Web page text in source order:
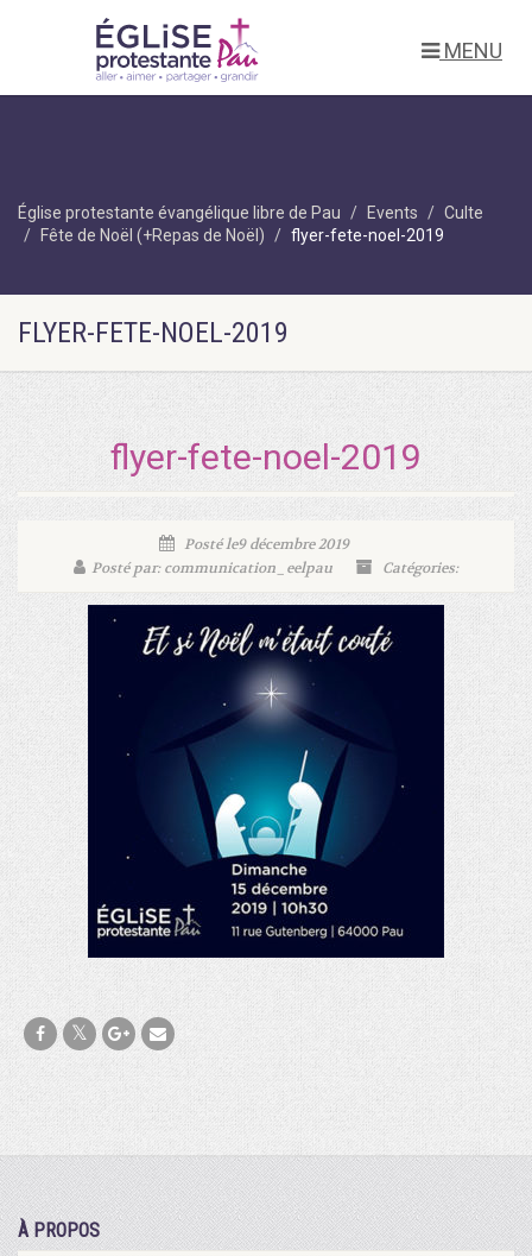
MENU
Église protestante évangélique libre de Pau Events
Culte
Fête de Noël (+Repas de Noël)
flyer-fete-noel-2019
FLYER-FETE-NOEL-2019
flyer-fete-noel-2019
Posté le9 décembre 2019
Posté par: communication_eelpau
Catégories:
À PROPOS